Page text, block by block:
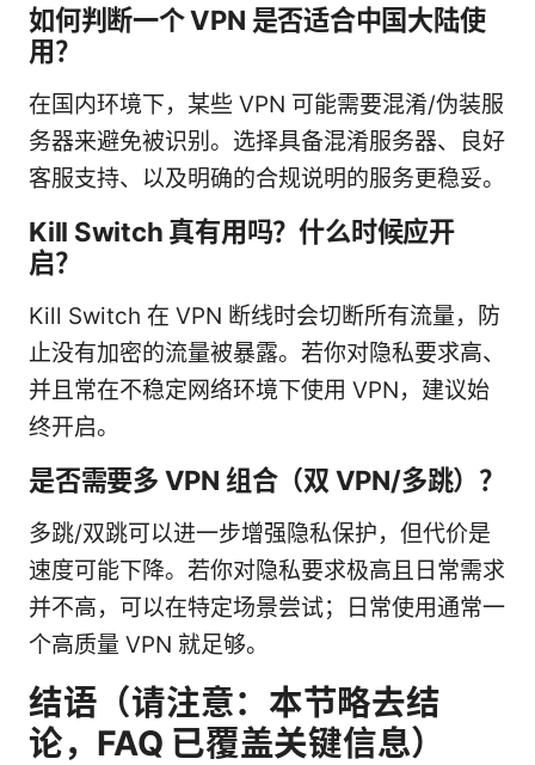
如何判断一个 VPN 是否适合中国大陆使
用？
在国内环境下，某些 VPN 可能需要混淆/伪装服
务器来避免被识别。选择具备混淆服务器、良好
客服支持、以及明确的合规说明的服务更稳妥。
Kill Switch 真有用吗？什么时候应开
启？
Kill Switch 在 VPN 断线时会切断所有流量，防
止没有加密的流量被暴露。若你对隐私要求高、
并且常在不稳定网络环境下使用 VPN，建议始
终开启。
是否需要多 VPN 组合（双 VPN/多跳）？
多跳/双跳可以进一步增强隐私保护，但代价是
速度可能下降。若你对隐私要求极高且日常需求
并不高，可以在特定场景尝试；日常使用通常一
个高质量 VPN 就足够。
结语（请注意：本节略去结
论，FAQ 已覆盖关键信息）